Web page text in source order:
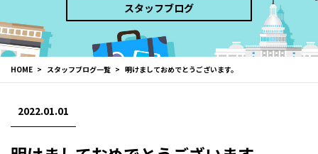
スタッフブログ
HOME スタッフブログ一覧 明けましておめでとうございます。
2022.01.01